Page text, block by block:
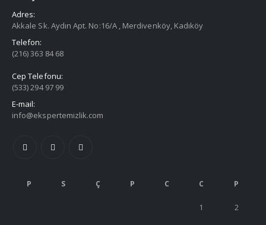
Adres:
Akkale Sk. Aydın Apt. No:16/A , Merdivenköy, Kadıköy
Telefon:
(216) 363 84 68
Cep Telefonu:
(533) 294 97 99
E-mail:
info@ekspertemizlik.com
P S Ç P C C P
1 2